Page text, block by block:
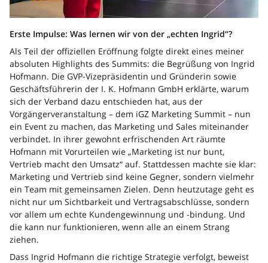
Erste Impulse: Was lernen wir von der „echten Ingrid“?
Als Teil der offiziellen Eröffnung folgte direkt eines meiner
absoluten Highlights des Summits: die Begrüßung von Ingrid
Hofmann. Die GVP-Vizepräsidentin und Gründerin sowie
Geschäftsführerin der I. K. Hofmann GmbH erklärte, warum
sich der Verband dazu entschieden hat, aus der
Vorgängerveranstaltung – dem iGZ Marketing Summit – nun
ein Event zu machen, das Marketing und Sales miteinander
verbindet. In ihrer gewohnt erfrischenden Art räumte
Hofmann mit Vorurteilen wie „Marketing ist nur bunt,
Vertrieb macht den Umsatz“ auf. Stattdessen machte sie klar:
Marketing und Vertrieb sind keine Gegner, sondern vielmehr
ein Team mit gemeinsamen Zielen. Denn heutzutage geht es
nicht nur um Sichtbarkeit und Vertragsabschlüsse, sondern
vor allem um echte Kundengewinnung und -bindung. Und
die kann nur funktionieren, wenn alle an einem Strang
ziehen.
Dass Ingrid Hofmann die richtige Strategie verfolgt, beweist